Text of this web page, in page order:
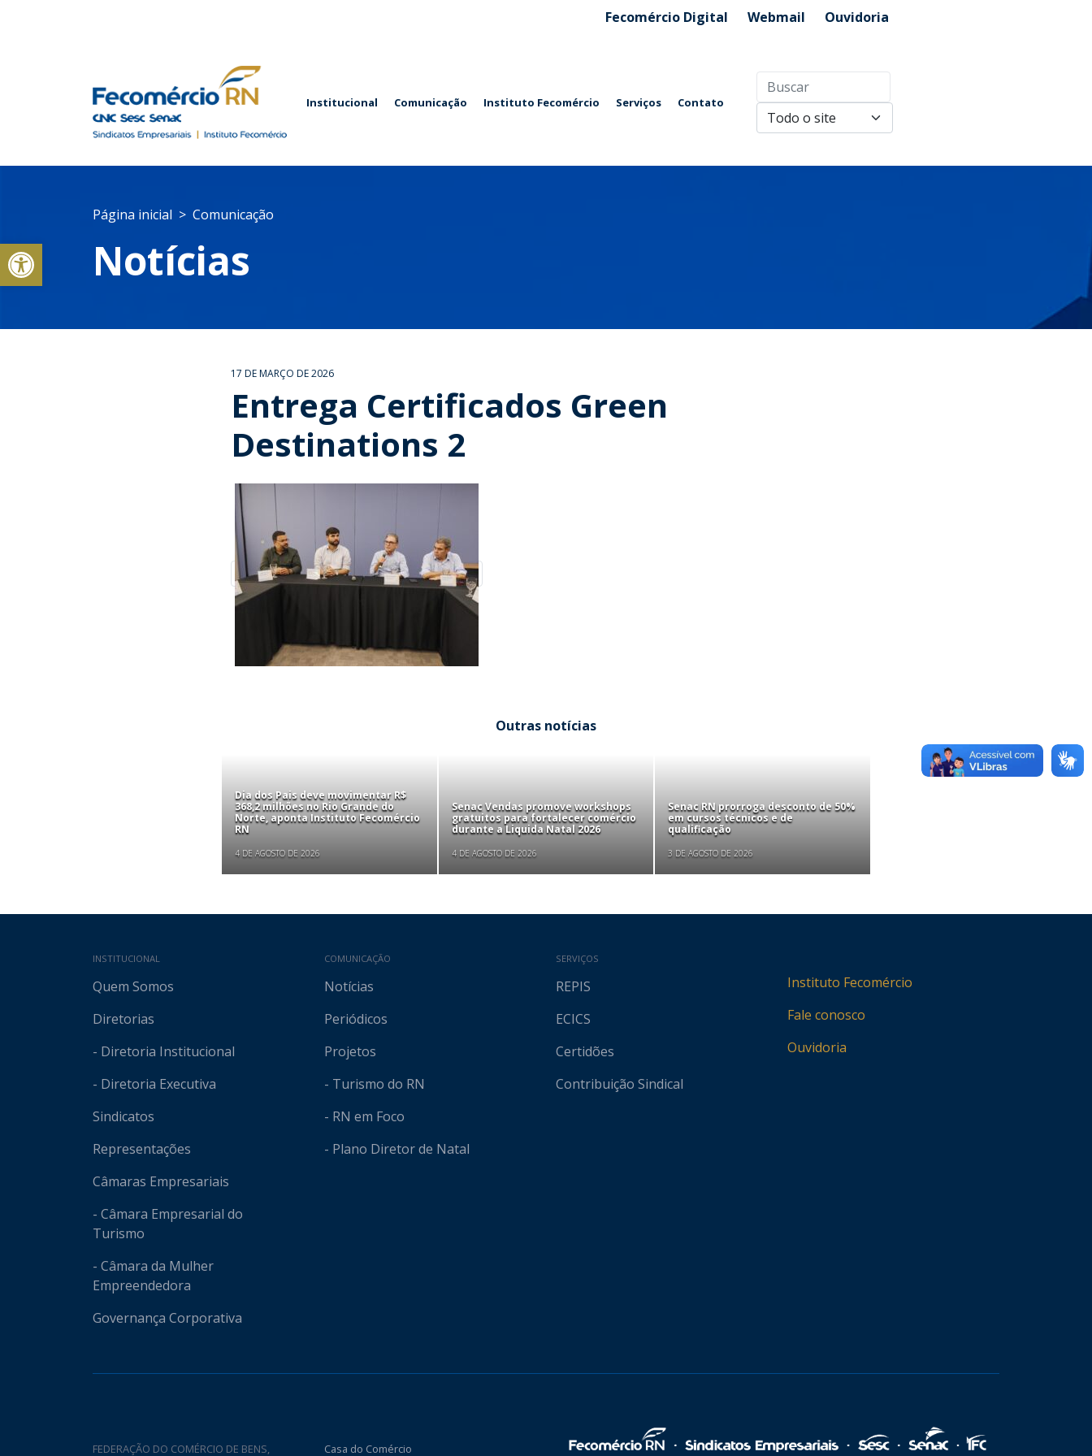
Abrir a barra de ferramentas
Fecomércio Digital Webmail Ouvidoria
Institucional Comunicação Instituto Fecomércio Serviços Contato
Página inicial Comunicação
Notícias
17 DE MARÇO DE 2026
Entrega Certificados Green
Destinations 2
Outras notícias
Dia dos Pais deve movimentar R$
368,2 milhões no Rio Grande do
Norte, aponta Instituto Fecomércio
RN
4 DE AGOSTO DE 2026
Senac Vendas promove workshops
gratuitos para fortalecer comércio
durante a Liquida Natal 2026
4 DE AGOSTO DE 2026
Senac RN prorroga desconto de 50%
em cursos técnicos e de
qualificação
3 DE AGOSTO DE 2026
Mapa do site
INSTITUCIONAL
Quem Somos
Diretorias
- Diretoria Institucional
- Diretoria Executiva
Sindicatos
Representações
Câmaras Empresariais
- Câmara Empresarial do
Turismo
- Câmara da Mulher
Empreendedora
Governança Corporativa
COMUNICAÇÃO
Notícias
Periódicos
Projetos
- Turismo do RN
- RN em Foco
- Plano Diretor de Natal
SERVIÇOS
REPIS
ECICS
Certidões
Contribuição Sindical
Instituto Fecomércio
Fale conosco
Ouvidoria
FEDERAÇÃO DO COMÉRCIO DE BENS, Casa do Comércio